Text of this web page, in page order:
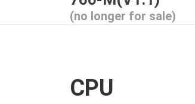
(no longer for sale)
CPU